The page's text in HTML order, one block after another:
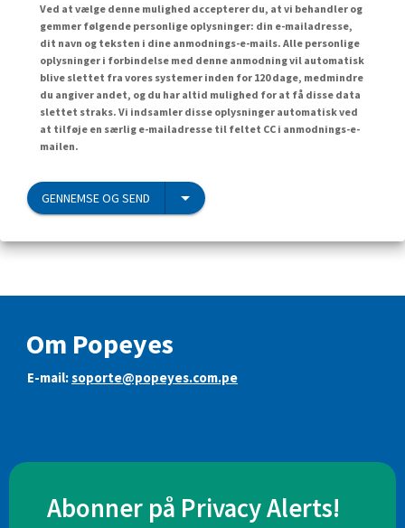
Ved at vælge denne mulighed accepterer du, at vi behandler og
gemmer følgende personlige oplysninger: din e-mailadresse,
dit navn og teksten i dine anmodnings-e-mails. Alle personlige
oplysninger i forbindelse med denne anmodning vil automatisk
blive slettet fra vores systemer inden for 120 dage, medmindre
du angiver andet, og du har altid mulighed for at få disse data
slettet straks. Vi indsamler disse oplysninger automatisk ved
at tilføje en særlig e-mailadresse til feltet CC i anmodnings-e-
mailen.
GENNEMSE OG SEND
Om Popeyes
E-mail:soporte@popeyes.com.pe
Abonner på Privacy Alerts!